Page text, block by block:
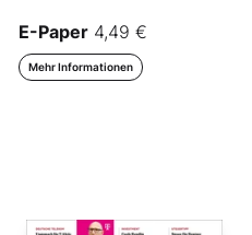
E-Paper 4,49 €
Mehr Informationen